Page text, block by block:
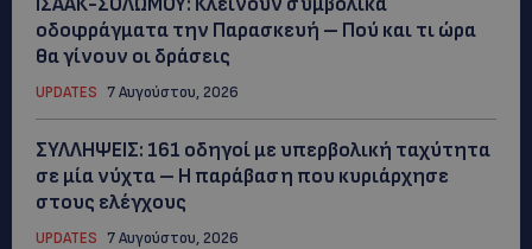
οδοφράγματα την Παρασκευή – Πού και τι ώρα
θα γίνουν οι δράσεις
UPDATES 7 Αυγούστου, 2026
ΣΥΛΛΗΨΕΙΣ: 161 οδηγοί με υπερβολική ταχύτητα
σε μία νύχτα – Η παράβαση που κυριάρχησε
στους ελέγχους
UPDATES 7 Αυγούστου, 2026